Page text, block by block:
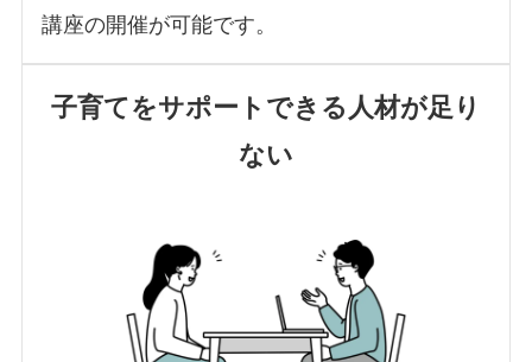
講座の開催が可能です。
子育てをサポートできる人材が足り
ない